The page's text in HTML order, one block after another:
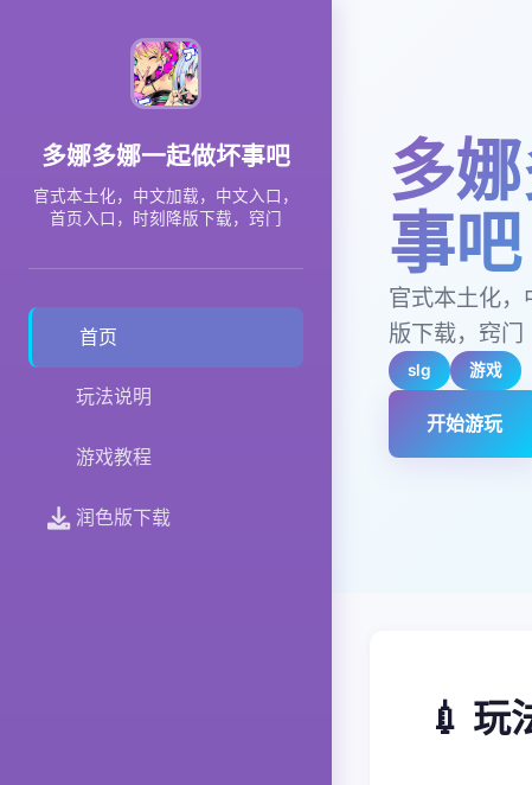
多娜多娜一起做坏事吧
官式本土化，中文加载，中文入口，
首页入口，时刻降版下载，窍门
首页
玩法说明
游戏教程
润色版下载
多
事吧
官式本土化
版下载，窍门
slg 游戏
开始游玩
💉 玩